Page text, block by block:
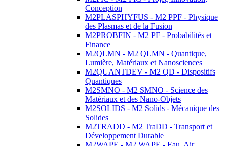
Conception
M2PLASPHYFUS - M2 PPF - Physique
des Plasmas et de la Fusion
M2PROBFIN - M2 PF - Probabilités et
Finance
M2QLMN - M2 QLMN - Quantique,
Lumière, Matériaux et Nanosciences
M2QUANTDEV - M2 QD - Dispositifs
Quantiques
M2SMNO - M2 SMNO - Science des
Matériaux et des Nano-Objets
M2SOLIDS - M2 Solids - Mécanique des
Solides
M2TRADD - M2 TraDD - Transport et
Développement Durable